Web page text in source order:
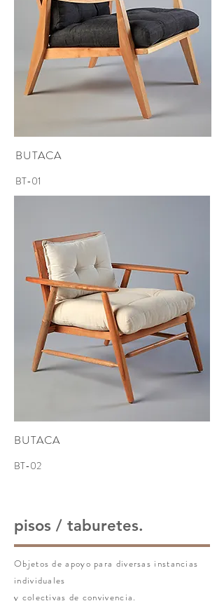
BUTACA
BT-01
BUTACA
BT-02
pisos / taburetes.
Objetos de apoyo para diversas instancias
individuales
y colectivas de convivencia.